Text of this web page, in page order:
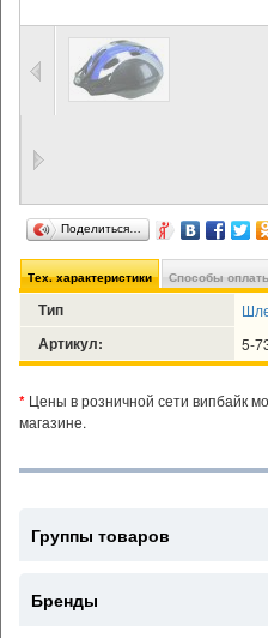
Поделиться…
Тех. характеристики Способы
Тип
Артикул: 5-
* Цены в розничной сети випбайк
магазине.
Группы товаров
Бренды